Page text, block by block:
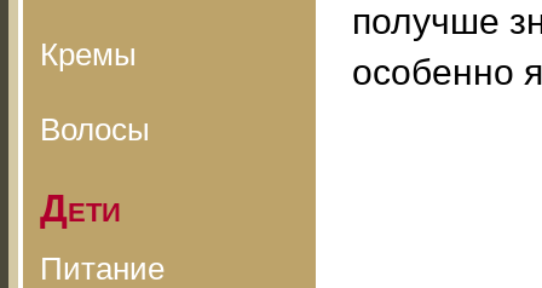
Кремы
Волосы
Дети
Питание
получше
особенно